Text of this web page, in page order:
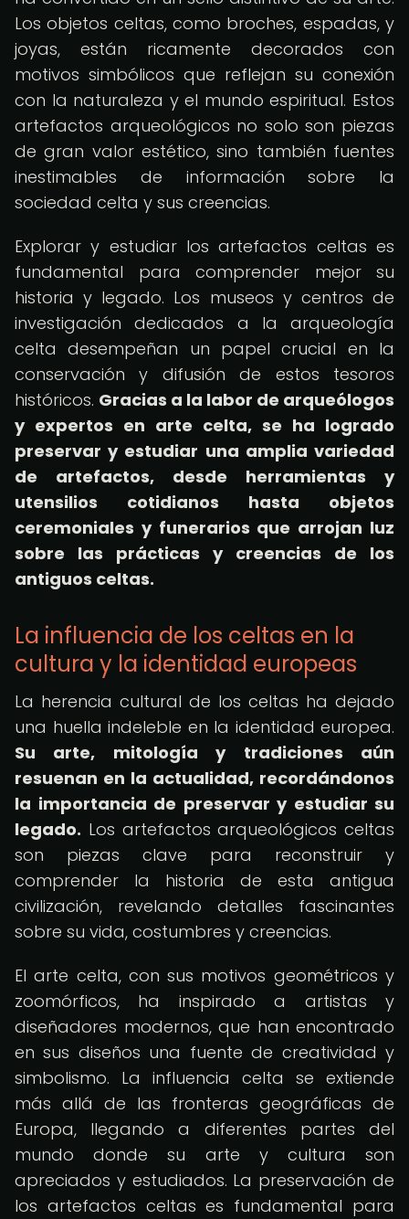
Los objetos celtas, como broches, espadas, y
joyas, están ricamente decorados con
motivos simbólicos que reflejan su conexión
con la naturaleza y el mundo espiritual. Estos
artefactos arqueológicos no solo son piezas
de gran valor estético, sino también fuentes
inestimables de información sobre la
sociedad celta y sus creencias.
Explorar y estudiar los artefactos celtas es
fundamental para comprender mejor su
historia y legado. Los museos y centros de
investigación dedicados a la arqueología
celta desempeñan un papel crucial en la
conservación y difusión de estos tesoros
históricos. Gracias a la labor de arqueólogos
y expertos en arte celta, se ha logrado
preservar y estudiar una amplia variedad
de artefactos, desde herramientas y
utensilios cotidianos hasta objetos
ceremoniales y funerarios que arrojan luz
sobre las prácticas y creencias de los
antiguos celtas.
La influencia de los celtas en la
cultura y la identidad europeas
La herencia cultural de los celtas ha dejado
una huella indeleble en la identidad europea.
Su arte, mitología y tradiciones aún
resuenan en la actualidad, recordándonos
la importancia de preservar y estudiar su
legado. Los artefactos arqueológicos celtas
son piezas clave para reconstruir y
comprender la historia de esta antigua
civilización, revelando detalles fascinantes
sobre su vida, costumbres y creencias.
El arte celta, con sus motivos geométricos y
zoomórficos, ha inspirado a artistas y
diseñadores modernos, que han encontrado
en sus diseños una fuente de creatividad y
simbolismo. La influencia celta se extiende
más allá de las fronteras geográficas de
Europa, llegando a diferentes partes del
mundo donde su arte y cultura son
apreciados y estudiados. La preservación de
los artefactos celtas es fundamental para